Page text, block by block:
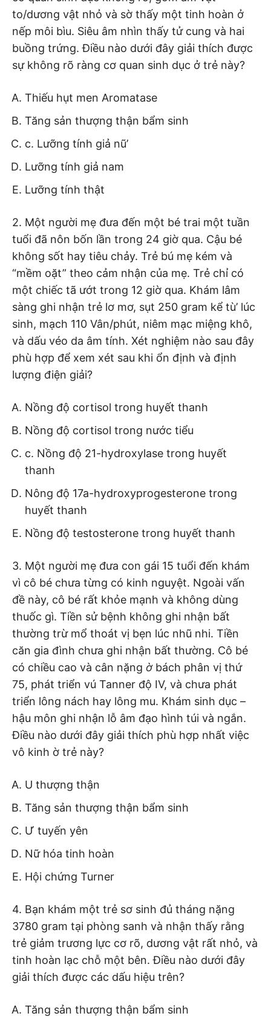
to/dương vật nhỏ và sờ thấy một tinh hoàn ở
nếp môi bìu. Siêu âm nhìn thấy tử cung và hai
buồng trứng. Điều nào dưới đây giải thích được
sự không rõ ràng cơ quan sinh dục ở trẻ này?
Thiếu hụt men Aromatase
Tăng sản thượng thận bẩm sinh
c. Lưỡng tính giả nũ’
Lưỡng tính giả nam
Lưỡng tính thật
2. Một người mẹ đưa đến một bé trai một tuần
tuổi đã nôn bốn lần trong 24 giờ qua. Cậu bé
không sốt hay tiêu chảy. Trẻ bú mẹ kém và
“mềm oặt” theo cảm nhận của mẹ. Trẻ chỉ có
một chiếc tã ướt trong 12 giờ qua. Khám lâm
sàng ghi nhận trẻ lơ mơ, sụt 250 gram kể tù’ lúc
sinh, mạch 110 Vân/phút, niêm mạc miệng khô,
và dấu véo da âm tính. Xét nghiệm nào sau đây
phù hợp để xem xét sau khi ổn định và định
lượng điện giải?
Nồng độ cortisol trong huyết thanh
Nồng độ cortisol trong nước tiểu
c. Nồng độ 21-hydroxylase trong huyết
thanh
Nông độ 17a-hydroxyprogesterone trong
huyết thanh
Nồng độ testosterone trong huyết thanh
3. Một người mẹ đưa con gái 15 tuổi đến khám
vì cô bé chưa từng có kinh nguyệt. Ngoài vấn
đề này, cô bé rất khỏe mạnh và không dùng
thuốc gì. Tiền sử bệnh không ghi nhận bất
thường trừ mổ thoát vị bẹn lúc nhũ nhi. Tiền
căn gia đình chưa ghi nhận bất thường. Cô bé
có chiều cao và cân nặng ờbách phân vị thứ
75, phát triển vú Tanner độ IV, và chưa phát
triển lông nách hay lông mu. Khám sinh dục –
hậu môn ghi nhận lỗ âm đạo hình túi và ngắn.
Điều nào dưới đây giải thích phù hợp nhất việc
vô kinh ờ trẻ này?
U thượng thận
Tăng sản thượng thận bẩm sinh
Ư tuyến yên
Nữ hóa tinh hoàn
Hội chứng Turner
4. Bạn khám một trẻ sơ sinh đủ tháng nặng
3780 gram tại phòng sanh và nhận thấy rằng
trẻ giảm trương lực cơ rõ, dương vật rất nhỏ, và
tinh hoàn lạc chỗ một bên. Điều nào dưới đây
giải thích được các dấu hiệu trên?
Tăng sản thượng thận bẩm sinh